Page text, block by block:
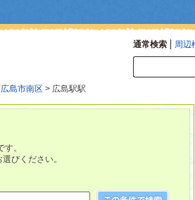
通常検索 周辺
広島市南区 > 広島駅駅
。
びください。